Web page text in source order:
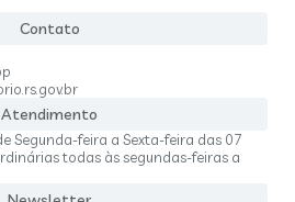
Contato
Atendimento
Segunda-feira a Sexta-feira das 07
todas às segundas-feiras a